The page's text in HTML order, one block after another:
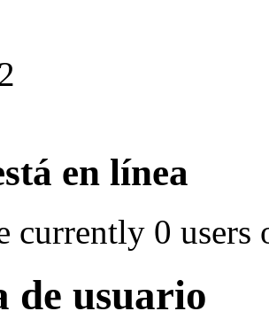
en línea
currently 0 users
de usuario